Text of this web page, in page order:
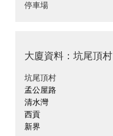
停車場
大廈資料：坑尾頂村
坑尾頂村
孟公屋路
清水灣
西貢
新界